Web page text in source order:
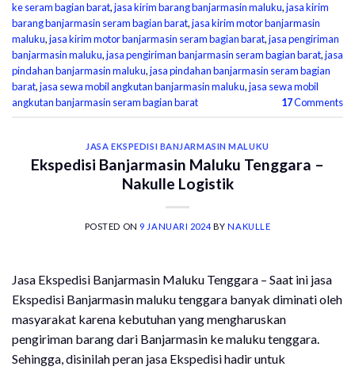
ke seram bagian barat,jasa kirim barang banjarmasin maluku,jasa kirim
barang banjarmasin seram bagian barat,jasa kirim motor banjarmasin
maluku,jasa kirim motor banjarmasin seram bagian barat,jasa pengiriman
banjarmasin maluku,jasa pengiriman banjarmasin seram bagian barat,jasa
pindahan banjarmasin maluku,jasa pindahan banjarmasin seram bagian
barat,jasa sewa mobil angkutan banjarmasin maluku,jasa sewa mobil
angkutan banjarmasin seram bagian barat
17Comments
JASA EKSPEDISI BANJARMASIN MALUKU
Ekspedisi Banjarmasin Maluku Tenggara –
Nakulle Logistik
POSTED ON 9 JANUARI 2024BYNAKULLE
Jasa Ekspedisi Banjarmasin Maluku Tenggara – Saat ini jasa
Ekspedisi Banjarmasin maluku tenggara banyak diminati oleh
masyarakat karena kebutuhan yang mengharuskan
pengiriman barang dari Banjarmasin ke maluku tenggara.
Sehingga, disinilah peran jasa Ekspedisi hadir untuk